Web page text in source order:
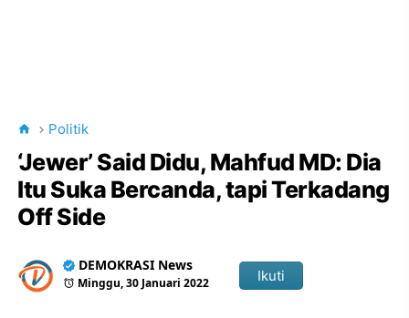
Politik
‘Jewer’ Said Didu, Mahfud MD: Dia
Itu Suka Bercanda, tapi Terkadang
Off Side
DEMOKRASI News
Minggu, 30 Januari 2022 Ikuti